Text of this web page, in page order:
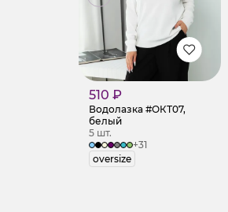
510 ₽
Водолазка #ОКТ07,
белый
5 шт.
+31
oversize